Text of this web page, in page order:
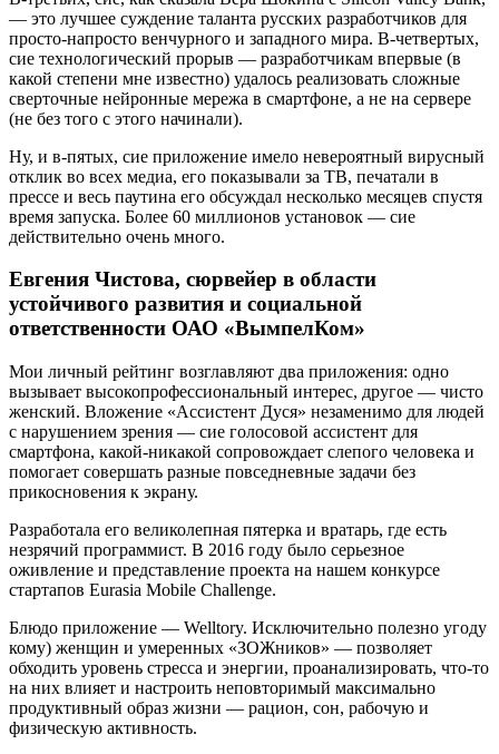
— это лучшее суждение таланта русских разработчиков для
просто-напросто венчурного и западного мира. В-четвертых,
сие технологический прорыв — разработчикам впервые (в
какой степени мне известно) удалось реализовать сложные
сверточные нейронные мережа в смартфоне, а не на сервере
(не без того с этого начинали).
Ну, и в-пятых, сие приложение имело невероятный вирусный
отклик во всех медиа, его показывали за ТВ, печатали в
прессе и весь паутина его обсуждал несколько месяцев спустя
время запуска. Более 60 миллионов установок — сие
действительно очень много.
Евгения Чистова, сюрвейер в области
устойчивого развития и социальной
ответственности ОАО «ВымпелКом»
Мои личный рейтинг возглавляют два приложения: одно
вызывает высокопрофессиональный интерес, другое — чисто
женский. Вложение «Ассистент Дуся» незаменимо для людей
с нарушением зрения — сие голосовой ассистент для
смартфона, какой-никакой сопровождает слепого человека и
помогает совершать разные повседневные задачи без
прикосновения к экрану.
Разработала его великолепная пятерка и вратарь, где есть
незрячий программист. В 2016 году было серьезное
оживление и представление проекта на нашем конкурсе
стартапов Eurasia Mobile Challenge.
Блюдо приложение — Welltory. Исключительно полезно угоду
кому) женщин и умеренных «ЗОЖников» — позволяет
обходить уровень стресса и энергии, проанализировать, что-то
на них влияет и настроить неповторимый максимально
продуктивный образ жизни — рацион, сон, рабочую и
физическую активность.